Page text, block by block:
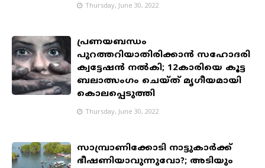
Thursday, June 30, 2022
പ്രണയബന്ധം
പുറത്തറിയാതിരിക്കാൻ സഹോദരി
ക്വട്ടേഷൻ നൽകി; 12കാരിയെ കൂട്ട
ബലാത്സം​ഗം ചെയ്ത് മൃഗീയമായി
കൊലപ്പെടുത്തി
Thursday, June 30, 2022
സാമ്പ്രാണിക്കോടി നാട്ടുകാർക്ക്
ഭീഷണിയാവുന്നുവോ?; അടിയും